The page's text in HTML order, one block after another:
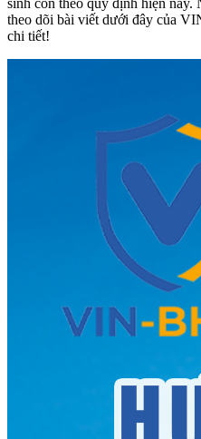
theo dõi bài viết dưới đây của
chi tiết!